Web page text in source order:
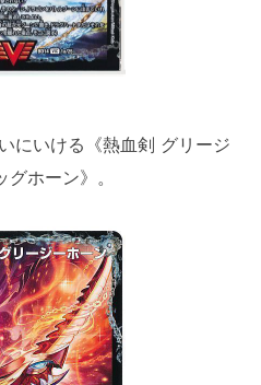
にいける《熱血剣 グリージ
ホーン》。